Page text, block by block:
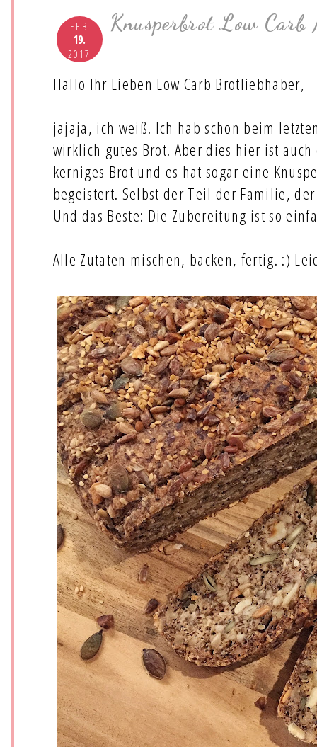
FEB
19.
2017
Knusperbrot Low
Hallo Ihr Lieben Low Carb Brotliebhaber,
jajaja, ich weiß. Ich hab schon beim
wirklich gutes Brot. Aber dies hier ist
kerniges Brot und es hat sogar eine
begeistert. Selbst der Teil der Familie,
Und das Beste: Die Zubereitung ist so
Alle Zutaten mischen, backen, fertig. :)